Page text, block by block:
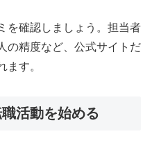
を確認しましょう。担当者
の精度など、公式サイトだ
ます。
活動を始める